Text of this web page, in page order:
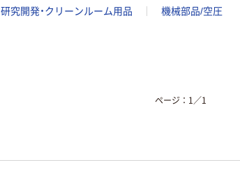
研究開発・クリーンルーム用品
機械部品/空圧
ページ： 1 ／1